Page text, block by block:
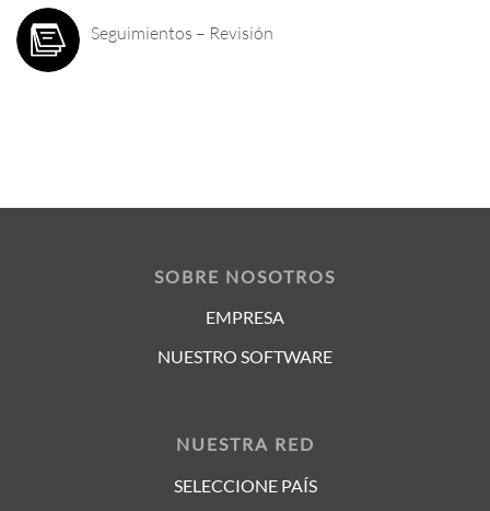
Seguimientos – Revisión
SOBRE NOSOTROS
EMPRESA
NUESTRO SOFTWARE
NUESTRA RED
SELECCIONE PAÍS